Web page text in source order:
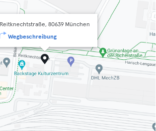
Reitknechtstraße, 80639 München
Wegbeschreibung